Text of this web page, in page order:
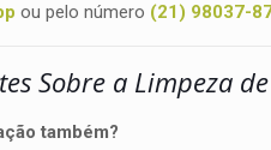
ou pelo número (21) 98037-
Sobre a Limpeza
também?